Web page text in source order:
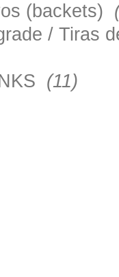
(backets)
/ Tiras
(11)